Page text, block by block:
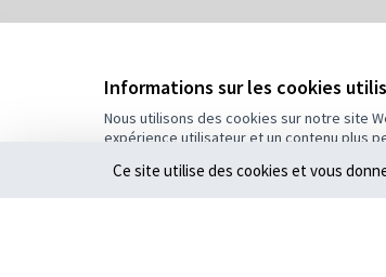
Informations sur les cookies
Nous utilisons des cookies sur notre site
expérience utilisateur et un contenu plus
Assigné
Ce site utilise des cookies et vous